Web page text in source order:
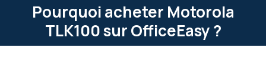
Pourquoi acheter Motorola
TLK100 sur OfficeEasy ?